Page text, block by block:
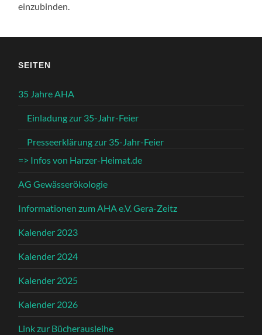
einzubinden.
SEITEN
35 Jahre AHA
Einladung zur 35-Jahr-Feier
Presseerklärung zur 35-Jahr-Feier
=> Infos von Harzer-Heimat.de
AG Gewässerökologie
Informationen zum AHA e.V. Gera-Zeitz
Kalender 2023
Kalender 2024
Kalender 2025
Kalender 2026
Link zur Bücherausleihe